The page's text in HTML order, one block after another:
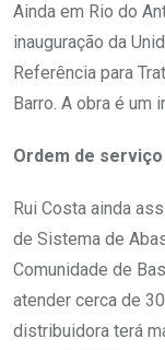
Ainda em Rio do
inauguração da
Referência para
Barro. A obra é um
Ordem de serviço
Rui Costa ainda
de Sistema de
Comunidade de
atender cerca de
distribuidora terá